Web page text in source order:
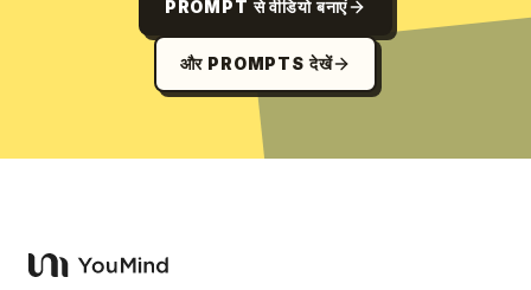
PROMPT से वीडियो बनाएं
और PROMPTS देखें